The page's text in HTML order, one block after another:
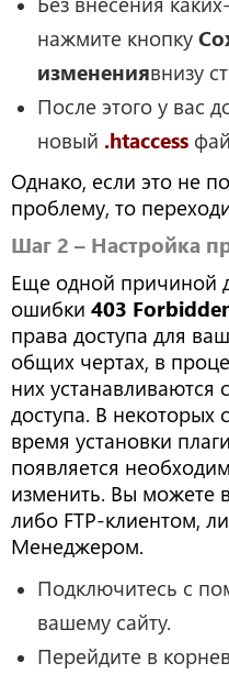
нажмите кнопку
изменениявнизу
После этого у вас
новый .htaccess
Однако, если это не
проблему, то
Шаг 2 – Настройка
Еще одной причиной
ошибки 403
права доступа для
общих чертах, в
них устанавливаются
доступа. В некоторых
время установки
появляется
изменить. Вы можете
либо FTP-клиентом,
Менеджером.
Подключитесь с
вашему сайту.
Перейдите в